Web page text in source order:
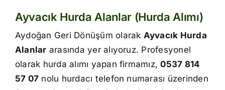
Hakkımızda
İletişim
Ayvacık Hurda Alanlar (Hurda Alımı)
Aydoğan Geri Dönüşüm olarak Ayvacık Hurda
Alanlar arasında yer alıyoruz. Profesyonel
olarak hurda alımı yapan firmamız,0537 814
57 07 nolu hurdacı telefon numarası üzerinden